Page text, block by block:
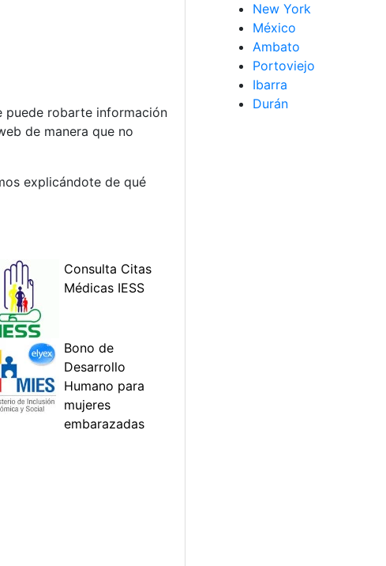
puede robarte información
de manera que no
explicándote de qué
New York
México
Ambato
Portoviejo
Ibarra
Durán